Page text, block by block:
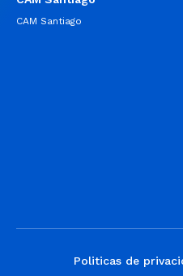
CAM Santiago
Politicas de